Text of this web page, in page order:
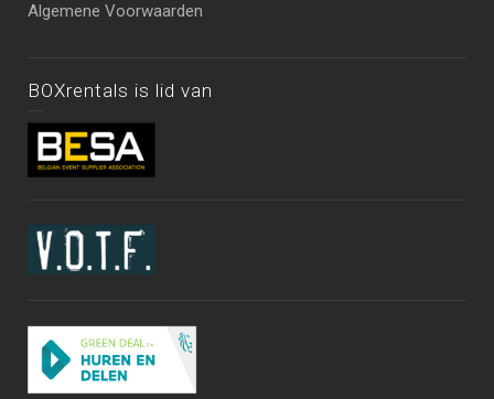
Algemene Voorwaarden
BOXrentals is lid van